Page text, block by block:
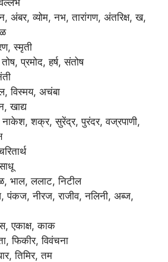
व्योम, नभ, तारांगण, अंतरिक्ष, ख,
स्मृती
प्रमोद, हर्ष, संतोष
विस्मय, अचंबा
खाद्य
शक्र, सुरेंद्र, पुरंदर, वज्रपाणी,
भाल, ललाट, निटील
नीरज, राजीव, नलिनी, अब्ज,
एकाक्ष, काक
फिकीर, विवंचना
तिमिर, तम